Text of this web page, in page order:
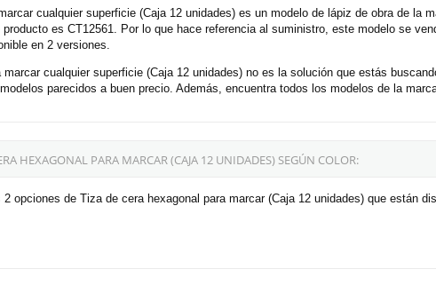
cualquier superficie (Caja 12 unidades) es un modelo de lápiz de obra de la
es CT12561. Por lo que hace referencia al suministro, este modelo se
en 2 versiones.
cualquier superficie (Caja 12 unidades) no es la solución que estás
parecidos a buen precio. Además, encuentra todos los modelos de la
HEXAGONAL PARA MARCAR (CAJA 12 UNIDADES) SEGÚN COLOR:
opciones de Tiza de cera hexagonal para marcar (Caja 12 unidades) que están